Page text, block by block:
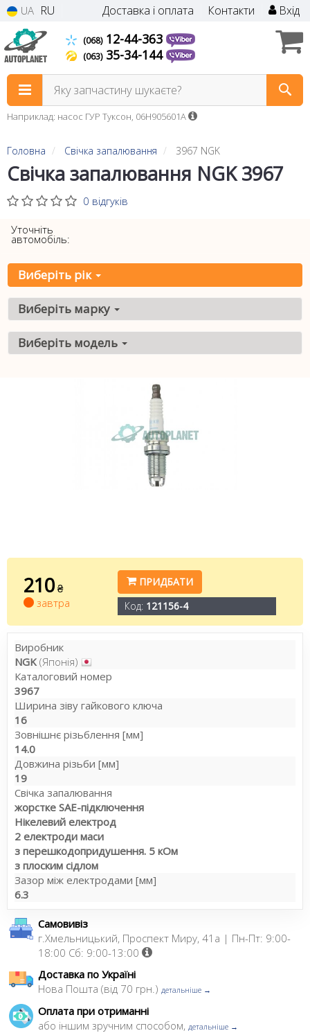
UA RU Доставка і оплата Контакти Вхід
(068)12-44-363
(063)35-34-144
Яку запчастину шукаєте?
Наприклад: насос ГУР Туксон, 06H905601A
Головна Свічка запалювання 3967 NGK
Свічка запалювання NGK 3967
0 відгуків
Уточніть
автомобіль:
Виберіть рік
Виберіть марку
Виберіть модель
210 ₴
завтра
ПРИДБАТИ
Код: 121156-4
Виробник
NGK (Японія)
Каталоговий номер
3967
Ширина зіву гайкового ключа
16
Зовнішнє різьблення [мм]
14.0
Довжина різьби [мм]
19
Свічка запалювання
жорстке SAE-підключення
Нікелевий електрод
2 електроди маси
з перешкодопридушення. 5 кОм
з плоским сідлом
Зазор між електродами [мм]
6.3
Самовивіз
г.Хмельницький, Проспект Миру, 41а | Пн-Пт: 9:00-
18:00 Сб: 9:00-13:00
Доставка по Україні
Нова Пошта (від 70 грн.) детальніше →
Оплата при отриманні
або іншим зручним способом, детальніше →